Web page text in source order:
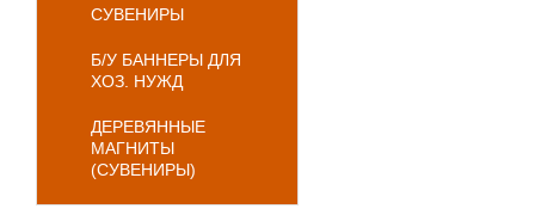
СУВЕНИРЫ
Б/У БАННЕРЫ ДЛЯ
ХОЗ. НУЖД
ДЕРЕВЯННЫЕ
МАГНИТЫ
(СУВЕНИРЫ)